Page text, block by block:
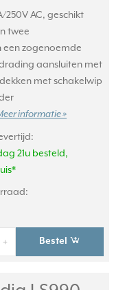
250V AC, geschikt
twee
een zogenoemde
aansluiten met
met schakelwip
informatie »
21u besteld,
+ Bestel